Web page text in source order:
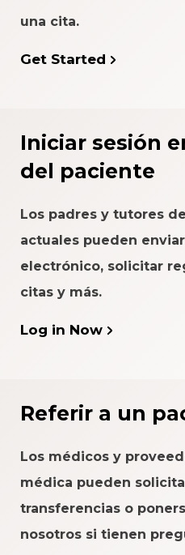
una cita.
Get Started
Iniciar sesión
del paciente
Los padres y tutores
actuales pueden
electrónico, solicitar
citas y más.
Log in Now
Referir a un
Los médicos y
médica pueden
transferencias o
nosotros si tienen